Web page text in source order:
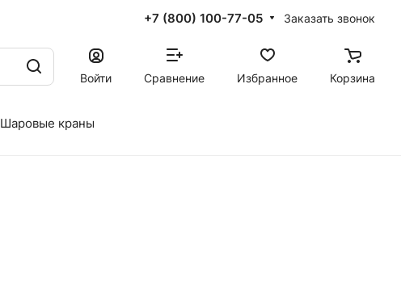
+7 (800) 100-77-05 Заказать звонок
Войти
Сравнение Избранное Корзина
Шаровые краны